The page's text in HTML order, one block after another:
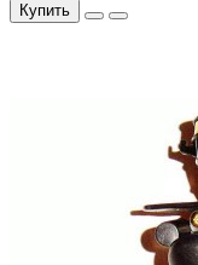
Купить